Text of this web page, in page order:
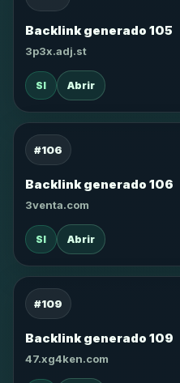
Backlink generado 105
3p3x.adj.st
SI Abrir
#106
Backlink generado 106
3venta.com
SI Abrir
#109
Backlink generado 109
47.xg4ken.com